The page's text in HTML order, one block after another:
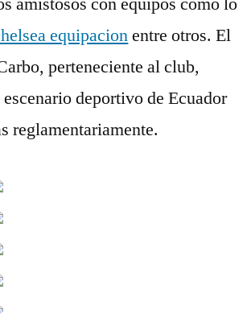
equipacionentre otros. El
perteneciente al club,
deportivo de Ecuador
reglamentariamente.